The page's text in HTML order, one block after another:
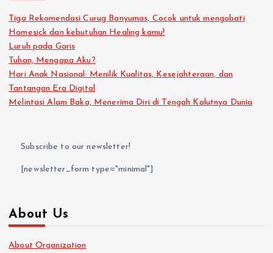
Tiga Rekomendasi Curug Banyumas, Cocok untuk mengobati
Homesick dan kebutuhan Healing kamu!
Luruh pada Garis
Tuhan, Mengapa Aku?
Hari Anak Nasional: Menilik Kualitas, Kesejahteraan, dan
Tantangan Era Digital
Melintasi Alam Baka, Menerima Diri di Tengah Kalutnya Dunia
Subscribe to our newsletter!
[newsletter_form type="minimal"]
About Us
About Organization